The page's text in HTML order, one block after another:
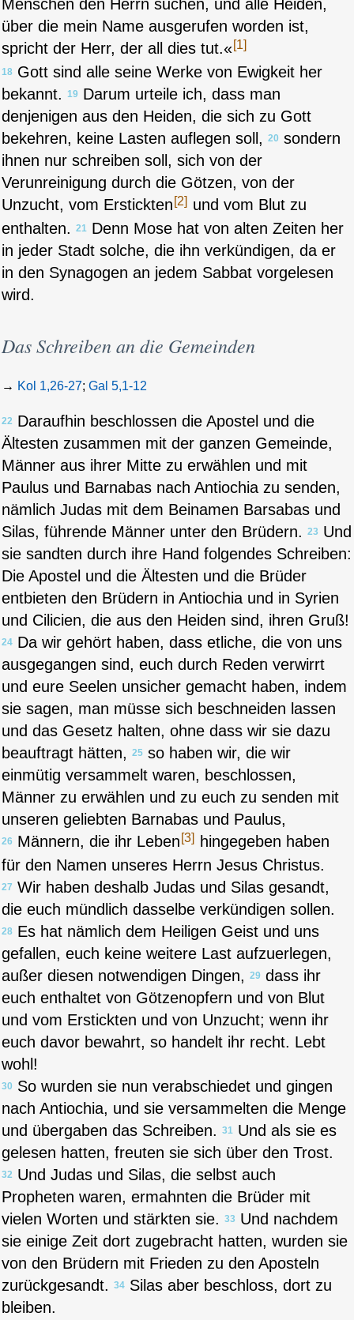
Menschen den Herrn suchen, und alle Heiden,
über die mein Name ausgerufen worden ist,
spricht der Herr, der all dies tut.«[1]
18 Gott sind alle seine Werke von Ewigkeit her
bekannt. 19 Darum urteile ich, dass man
denjenigen aus den Heiden, die sich zu Gott
bekehren, keine Lasten auflegen soll, 20 sondern
ihnen nur schreiben soll, sich von der
Verunreinigung durch die Götzen, von der
Unzucht, vom Erstickten [2] und vom Blut zu
enthalten. 21 Denn Mose hat von alten Zeiten her
in jeder Stadt solche, die ihn verkündigen, da er
in den Synagogen an jedem Sabbat vorgelesen
wird.
Das Schreiben an die Gemeinden
→ Kol 1,26-27;Gal 5,1-12
22 Daraufhin beschlossen die Apostel und die
Ältesten zusammen mit der ganzen Gemeinde,
Männer aus ihrer Mitte zu erwählen und mit
Paulus und Barnabas nach Antiochia zu senden,
nämlich Judas mit dem Beinamen Barsabas und
Silas, führende Männer unter den Brüdern. 23 Und
sie sandten durch ihre Hand folgendes Schreiben:
Die Apostel und die Ältesten und die Brüder
entbieten den Brüdern in Antiochia und in Syrien
und Cilicien, die aus den Heiden sind, ihren Gruß!
24 Da wir gehört haben, dass etliche, die von uns
ausgegangen sind, euch durch Reden verwirrt
und eure Seelen unsicher gemacht haben, indem
sie sagen, man müsse sich beschneiden lassen
und das Gesetz halten, ohne dass wir sie dazu
beauftragt hätten, 25 so haben wir, die wir
einmütig versammelt waren, beschlossen,
Männer zu erwählen und zu euch zu senden mit
unseren geliebten Barnabas und Paulus,
26 Männern, die ihr Leben [3]
hingegeben haben
für den Namen unseres Herrn Jesus Christus.
27 Wir haben deshalb Judas und Silas gesandt,
die euch mündlich dasselbe verkündigen sollen.
28 Es hat nämlich dem Heiligen Geist und uns
gefallen, euch keine weitere Last aufzuerlegen,
außer diesen notwendigen Dingen, 29 dass ihr
euch enthaltet von Götzenopfern und von Blut
und vom Erstickten und von Unzucht; wenn ihr
euch davor bewahrt, so handelt ihr recht. Lebt
wohl!
30 So wurden sie nun verabschiedet und gingen
nach Antiochia, und sie versammelten die Menge
und übergaben das Schreiben. 31 Und als sie es
gelesen hatten, freuten sie sich über den Trost.
32 Und Judas und Silas, die selbst auch
Propheten waren, ermahnten die Brüder mit
vielen Worten und stärkten sie. 33 Und nachdem
sie einige Zeit dort zugebracht hatten, wurden sie
von den Brüdern mit Frieden zu den Aposteln
zurückgesandt. 34 Silas aber beschloss, dort zu
bleiben.